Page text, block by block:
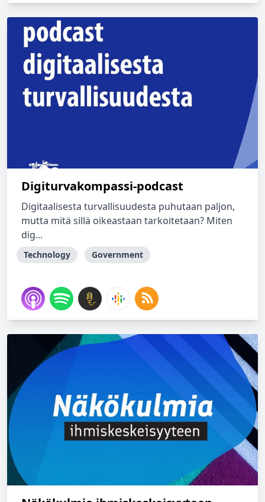
Digiturvakompassi-podcast
Digitaalisesta turvallisuudesta puhutaan paljon,
mutta mitä sillä oikeastaan tarkoitetaan? Miten
dig...
Technology Government